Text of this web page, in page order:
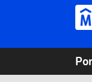
Pasar al contenido